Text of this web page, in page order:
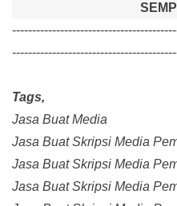
Tags,
Jasa Buat Media
Jasa Buat Skripsi Media
Jasa Buat Skripsi Media
Jasa Buat Skripsi Media